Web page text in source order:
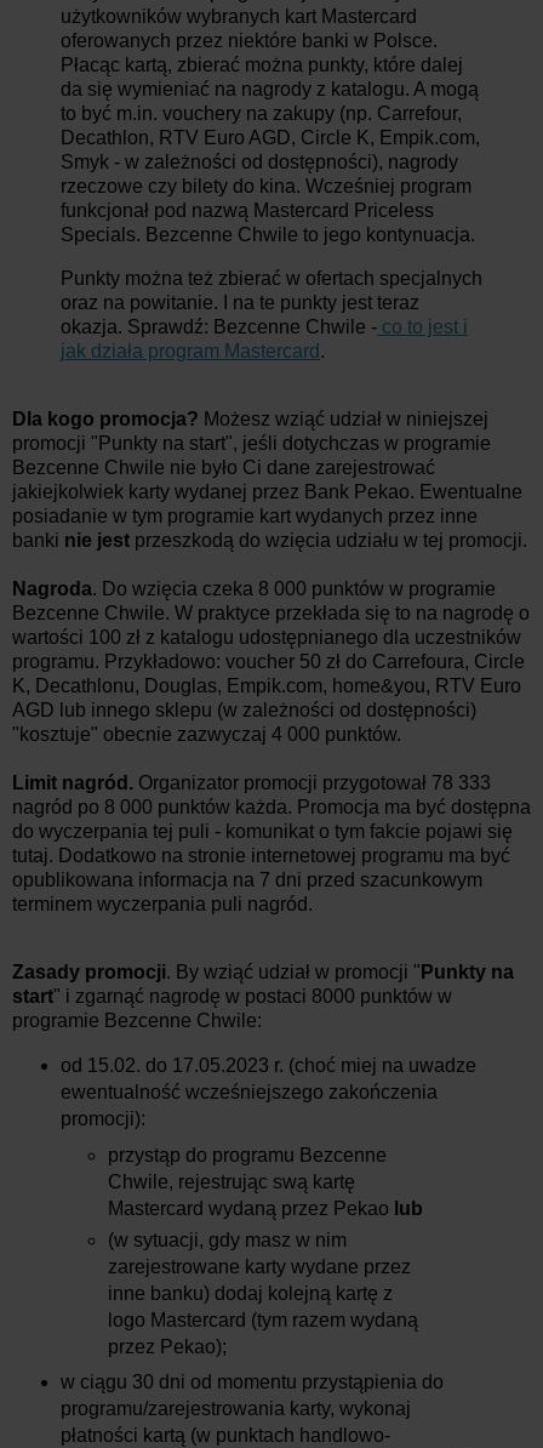
użytkowników wybranych kart Mastercard
oferowanych przez niektóre banki w Polsce.
Płacąc kartą, zbierać można punkty, które dalej
da się wymieniać na nagrody z katalogu. A mogą
to być m.in. vouchery na zakupy (np. Carrefour,
Decathlon, RTV Euro AGD, Circle K, Empik.com,
Smyk - w zależności od dostępności), nagrody
rzeczowe czy bilety do kina. Wcześniej program
funkcjonał pod nazwą Mastercard Priceless
Specials. Bezcenne Chwile to jego kontynuacja.
Punkty można też zbierać w ofertach specjalnych
oraz na powitanie. I na te punkty jest teraz
okazja. Sprawdź: Bezcenne Chwile - co to jest i
jak działa program Mastercard .
Dla kogo promocja? Możesz wziąć udział w niniejszej
promocji "Punkty na start", jeśli dotychczas w programie
Bezcenne Chwile nie było Ci dane zarejestrować
jakiejkolwiek karty wydanej przez Bank Pekao. Ewentualne
posiadanie w tym programie kart wydanych przez inne
banki nie jest przeszkodą do wzięcia udziału w tej promocji.
Nagroda. Do wzięcia czeka 8 000 punktów w programie
Bezcenne Chwile. W praktyce przekłada się to na nagrodę o
wartości 100 zł z katalogu udostępnianego dla uczestników
programu. Przykładowo: voucher 50 zł do Carrefoura, Circle
K, Decathlonu, Douglas, Empik.com, home&you, RTV Euro
AGD lub innego sklepu (w zależności od dostępności)
"kosztuje" obecnie zazwyczaj 4 000 punktów.
Limit nagród. Organizator promocji przygotował 78 333
nagród po 8 000 punktów każda. Promocja ma być dostępna
do wyczerpania tej puli - komunikat o tym fakcie pojawi się
tutaj. Dodatkowo na stronie internetowej programu ma być
opublikowana informacja na 7 dni przed szacunkowym
terminem wyczerpania puli nagród.
Zasady promocji. By wziąć udział w promocji " Punkty na
start" i zgarnąć nagrodę w postaci 8000 punktów w
programie Bezcenne Chwile:
od 15.02. do 17.05.2023 r. (choć miej na uwadze
ewentualność wcześniejszego zakończenia
promocji):
przystąp do programu Bezcenne
Chwile, rejestrując swą kartę
Mastercard wydaną przez Pekao lub
(w sytuacji, gdy masz w nim
zarejestrowane karty wydane przez
inne banku) dodaj kolejną kartę z
logo Mastercard (tym razem wydaną
przez Pekao);
w ciągu 30 dni od momentu przystąpienia do
programu/zarejestrowania karty, wykonaj
płatności kartą (w punktach handlowo-